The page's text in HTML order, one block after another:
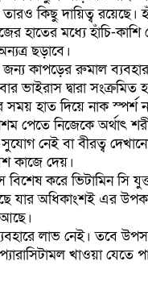
তারও কিছু দায়িত্ব
হাতের মধ্যে হাঁচি-
ছড়াবে।
জন্য কাপড়ের রুমাল
ভাইরাস দ্বারা সংক্রমিত
সময় হাত দিয়ে নাক স্পর্শ
পেতে নিজেকে অর্থাৎ
নেই বা বীরত্ব
কাজে দেয়।
বিশেষ করে ভিটামিন
যার অধিকাংশই এর
লাভ নেই। তবে
খাওয়া যেতে